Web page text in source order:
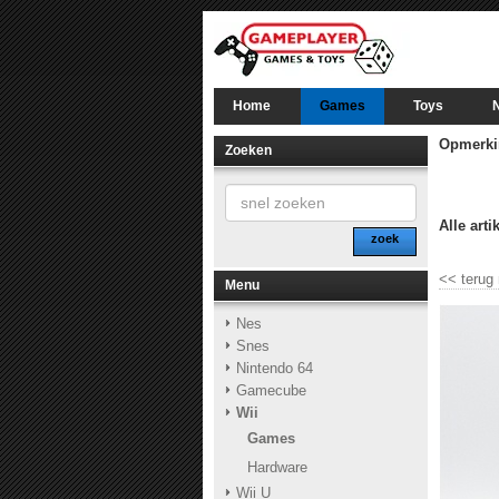
Home Games Toys
Zoeken
zoek
Menu
Nes
Snes
Nintendo 64
Gamecube
Wii
Games
Hardware
Wii U
Alle
<< terug